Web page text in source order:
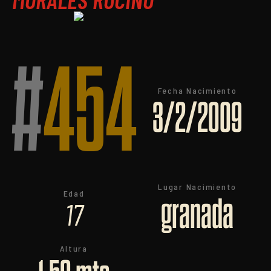
#454 Fecha Nacimiento
3/2/2009
Edad
17
Lugar Nacimiento
granada
Altura